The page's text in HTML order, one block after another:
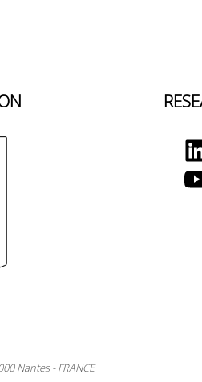
Nantes - FRANCE